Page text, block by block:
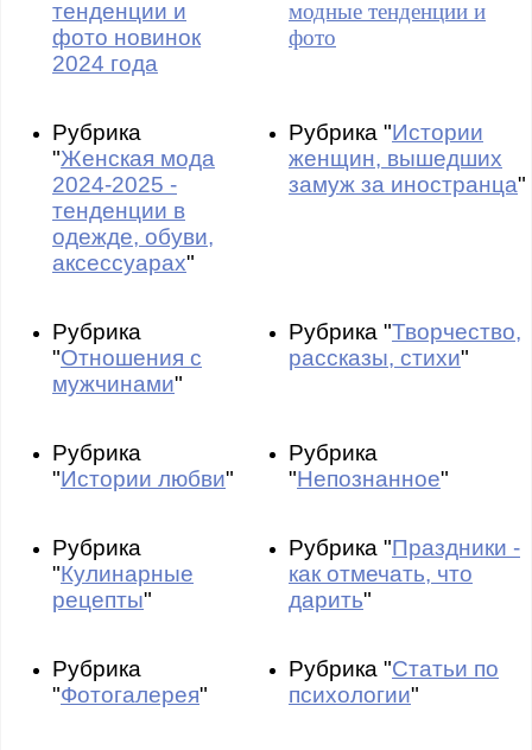
тенденции и
фото новинок
2024 года
модные тенденции и
фото
Рубрика
"Женская мода
2024-2025 -
тенденции в
одежде, обуви,
аксессуарах"
Рубрика "Истории
женщин, вышедших
замуж за иностранца"
Рубрика
"Отношения с
мужчинами"
Рубрика "Творчество,
рассказы, стихи"
Рубрика
"Истории любви"
Рубрика
"Непознанное"
Рубрика
"Кулинарные
рецепты"
Рубрика "Праздники -
как отмечать, что
дарить"
Рубрика
"Фотогалерея"
Рубрика "Статьи по
психологии"